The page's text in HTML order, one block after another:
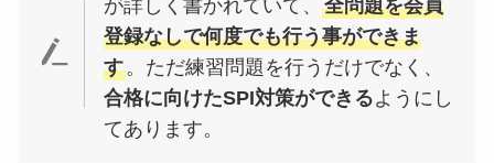
が詳しく書かれていて、全問題を会員
登録なしで何度でも行う事ができま
す。ただ練習問題を行うだけでなく、
合格に向けたSPI対策ができるようにし
てあります。